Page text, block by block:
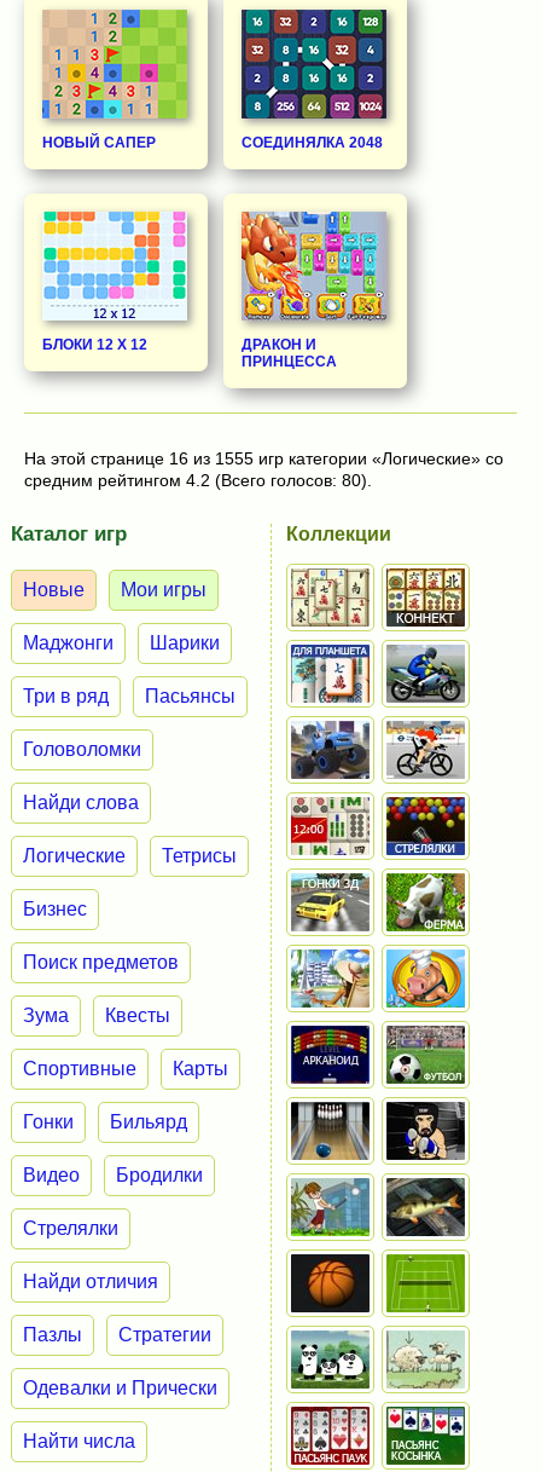
НОВЫЙ САПЕР СОЕДИНЯЛКА 2048
БЛОКИ 12 Х 12
ДРАКОН И
ПРИНЦЕССА
На этой странице 16 из 1555 игр категории «Логические» со
средним рейтингом 4.2 (Всего голосов: 80).
Каталог игр
Новые Мои игры
Маджонги Шарики
Три в ряд Пасьянсы
Головоломки
Найди слова
Логические Тетрисы
Бизнес
Поиск предметов
Зума Квесты
Спортивные Карты
Гонки Бильярд
Видео Бродилки
Стрелялки
Найди отличия
Пазлы Стратегии
Одевалки и Прически
Найти числа
Коллекции